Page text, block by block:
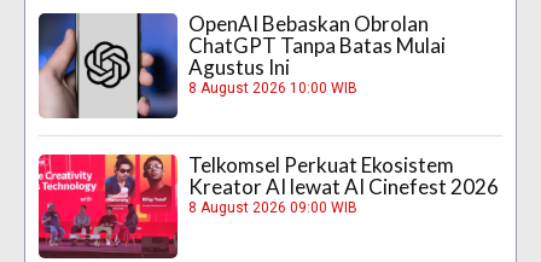
OpenAI Bebaskan Obrolan
ChatGPT Tanpa Batas Mulai
Agustus Ini
8 August 2026 10:00 WIB
Telkomsel Perkuat Ekosistem
Kreator AI lewat AI Cinefest 2026
8 August 2026 09:00 WIB